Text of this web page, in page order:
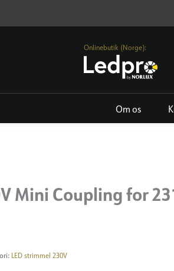
Onlinebutik (Norge):
Om os
Mini Coupling for
LED strimmel 230V